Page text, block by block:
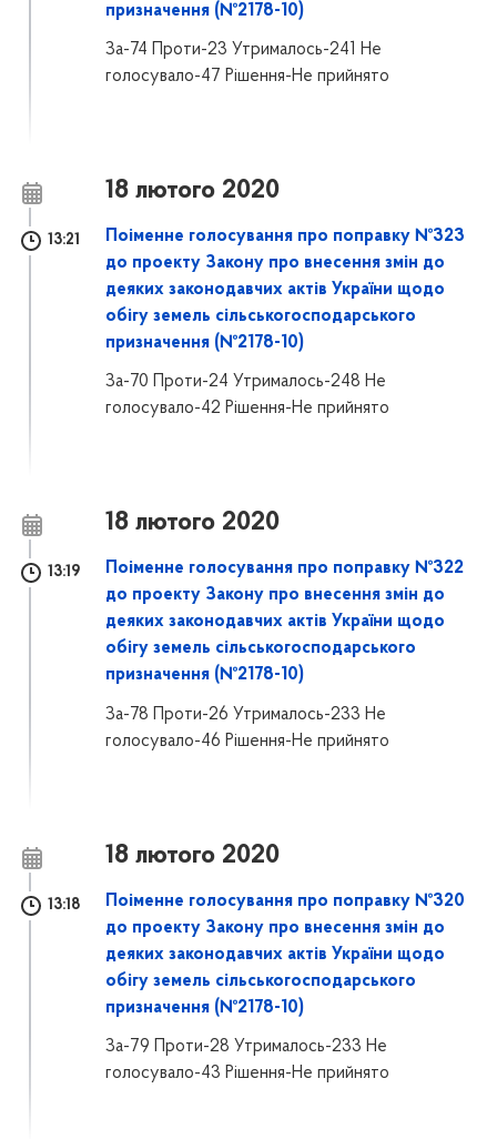
призначення (№2178-10)
За-74 Проти-23 Утрималось-241 Не
голосувало-47 Рішення-Не прийнято
18 лютого 2020
13:21
Поіменне голосування про поправку №323
до проекту Закону про внесення змін до
деяких законодавчих актів України щодо
обігу земель сільськогосподарського
призначення (№2178-10)
За-70 Проти-24 Утрималось-248 Не
голосувало-42 Рішення-Не прийнято
18 лютого 2020
13:19
Поіменне голосування про поправку №322
до проекту Закону про внесення змін до
деяких законодавчих актів України щодо
обігу земель сільськогосподарського
призначення (№2178-10)
За-78 Проти-26 Утрималось-233 Не
голосувало-46 Рішення-Не прийнято
18 лютого 2020
13:18
Поіменне голосування про поправку №320
до проекту Закону про внесення змін до
деяких законодавчих актів України щодо
обігу земель сільськогосподарського
призначення (№2178-10)
За-79 Проти-28 Утрималось-233 Не
голосувало-43 Рішення-Не прийнято